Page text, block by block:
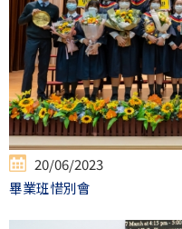
20/06/2023
畢業班惜別會